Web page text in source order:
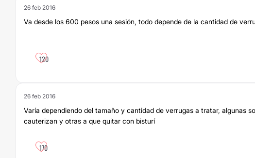
26 feb 2016
Va desde los 600 pesos una sesión, todo depende de la cantidad de
120
26 feb 2016
Varía dependiendo del tamaño y cantidad de verrugas a tratar, algunas
cauterizan y otras a que quitar con bisturí
170